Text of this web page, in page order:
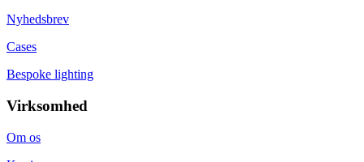
Nyhedsbrev
Cases
Bespoke lighting
Virksomhed
Om os